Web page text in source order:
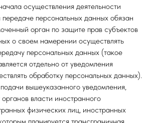
осуществления деятельности
передаче персональных данных обязан
орган по защите прав субъектов
о своем намерении осуществлять
персональных данных (такое
отдельно от уведомления
обработку персональных данных).
вышеуказанного уведомления,
органов власти иностранного
физических лиц, иностранных